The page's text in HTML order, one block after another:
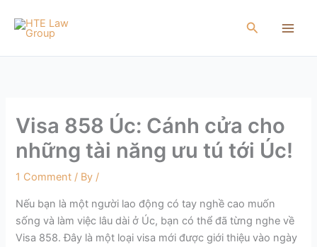
Search
Visa 858 Úc: Cánh cửa cho
những tài năng ưu tú tới Úc!
1 Comment / By /
Nếu bạn là một người lao động có tay nghề cao muốn
sống và làm việc lâu dài ở Úc, bạn có thể đã từng nghe về
Visa 858. Đây là một loại visa mới được giới thiệu vào ngày